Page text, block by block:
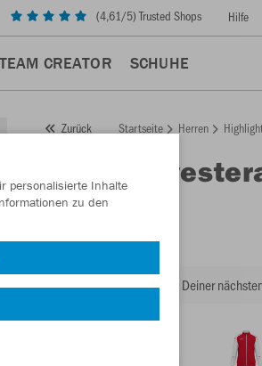
(4,61/5) Trusted Shops Hilfe
TEAM CREATOR SCHUHE
Zurück Startseite Herren
Sonic
Lust auf 30% Rabatt bei Deiner
personalisierte Inhalte
zu den